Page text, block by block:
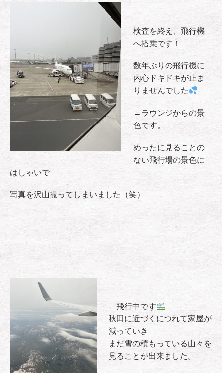
検査を終え、飛行機
へ搭乗です！
数年ぶりの飛行機に
内心ドキドキが止ま
りませんでした
←ラウンジからの景
色です。
めったに見ることの
ない飛行場の景色に
はしゃいで
写真を沢山撮ってしまいました（笑）
←飛行中です
秋田に近づくにつれて家屋が
減っていき
まだ雪の積もっている山々を
見ることが出来ました。